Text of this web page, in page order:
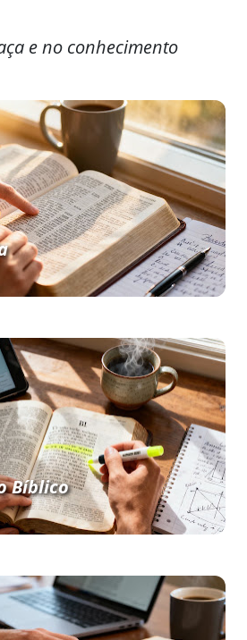
e no conhecimento
Bíblico